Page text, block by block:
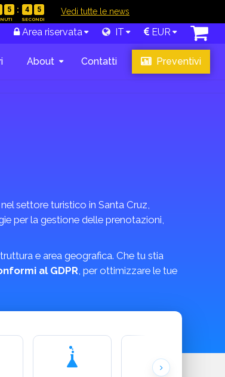
5 4 4 Vedi tutte le news
Area riservata IT EUR
About Contatti Preventivi
settore turistico in Santa Cruz,
per la gestione delle prenotazioni,
e area geografica. Che tu stia
al GDPR, per ottimizzare le tue